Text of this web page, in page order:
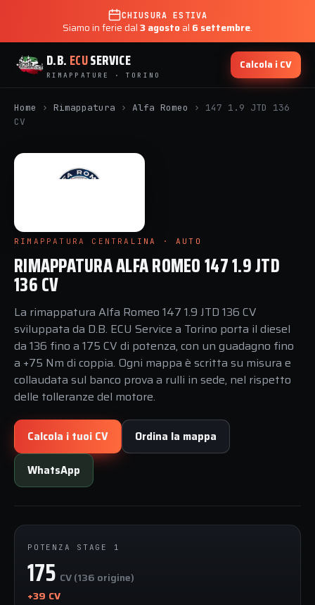
CHIUSURA ESTIVA
Siamo in ferie dal3 agostoal 6 settembre.
D.B. ECUSERVICE
RIMAPPATURE · TORINO
Calcola i CV
Home › Rimappatura › Alfa Romeo › 147 1.9 JTD 136
CV
RIMAPPATURA CENTRALINA · AUTO
RIMAPPATURA ALFA ROMEO 147 1.9 JTD
136 CV
La rimappatura Alfa Romeo 147 1.9 JTD 136 CV
sviluppata da D.B. ECU Service a Torino porta il diesel
da 136 fino a 175 CV di potenza, con un guadagno fino
a +75 Nm di coppia. Ogni mappa è scritta su misura e
collaudata sul banco prova a rulli in sede, nel rispetto
delle tolleranze del motore.
Calcola i tuoi CV Ordina la mappa
WhatsApp
POTENZA STAGE 1
175 CV (136 origine)
+39 CV